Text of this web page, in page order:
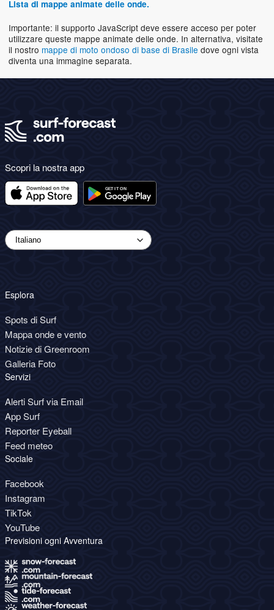
Lista di mappe animate delle onde.
Importante: il supporto JavaScript deve essere acceso per poter
utilizzare queste mappe animate delle onde. In alternativa, visitate
il nostro mappe di moto ondoso di base di Brasile dove ogni vista
diventa una immagine separata.
Scopri la nostra app
Esplora
Spots di Surf
Mappa onde e vento
Notizie di Greenroom
Galleria Foto
Servizi
Alerti Surf via Email
App Surf
Reporter Eyeball
Feed meteo
Sociale
Facebook
Instagram
TikTok
YouTube
Previsioni ogni Avventura